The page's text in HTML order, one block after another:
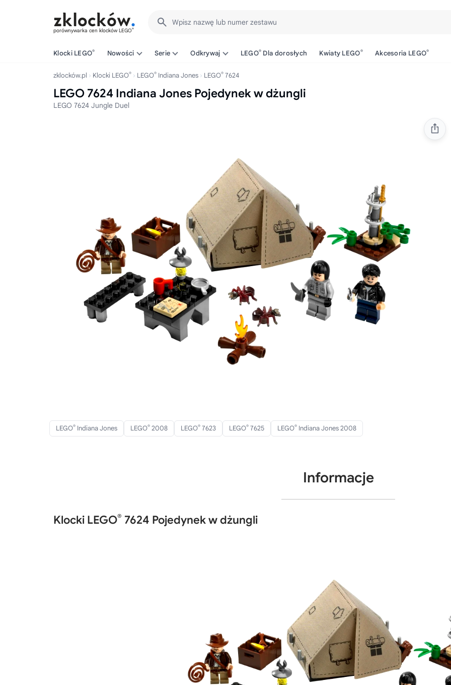
porównywarka cen klocków LEGO®
Wpisz nazwę lub numer zestawu
Klocki LEGO® Nowości Serie Odkrywaj LEGO® Dla dorosłych Kwiaty LEGO® Akcesoria LEGO®
zklocków.pl Klocki LEGO® LEGO® Indiana Jones LEGO® 7624
LEGO 7624 Indiana Jones Pojedynek w dżungli
LEGO 7624 Jungle Duel
LEGO® Indiana Jones LEGO® 2008 LEGO® 7623 LEGO® 7625 LEGO® Indiana Jones 2008
Informacje
Klocki LEGO® 7624 Pojedynek w dżungli